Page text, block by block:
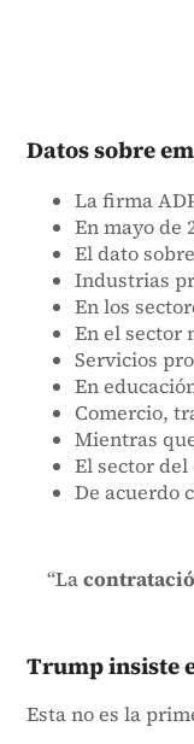
Datos sobre
La firma
En mayo de
El dato
Industrias
En los
En el sector
Servicios
En
Comercio,
Mientras
El sector
De acuerdo
“La
Trump insiste
Esta no es la